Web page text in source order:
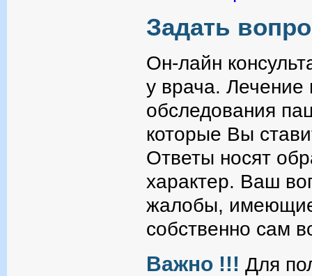
Задать
Он-лайн
у врача. Лечение
обследования
которые Вы
Ответы носят
характер. Ваш
жалобы,
собственно сам
Важно !!! Для